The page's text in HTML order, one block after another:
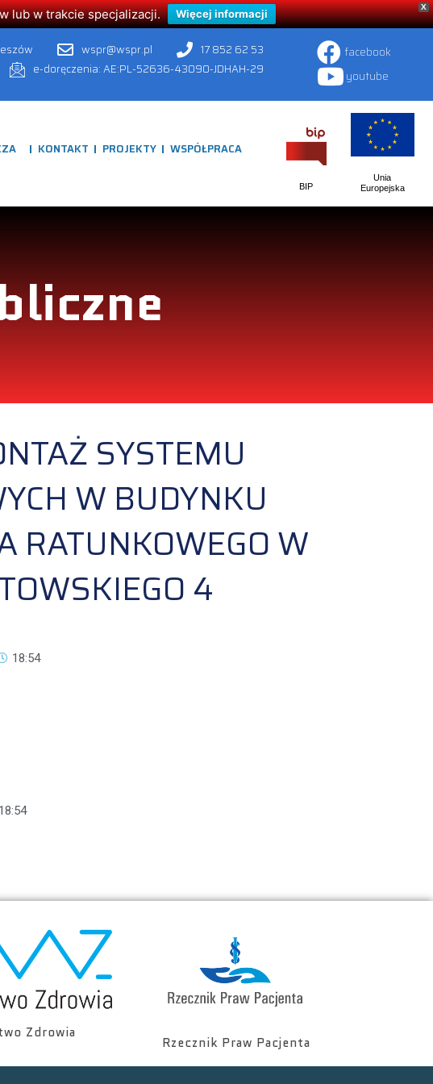
X
lub w trakcie specjalizacji. Więcej informacji
wspr@wspr.pl
17 852 62 53
e-doręczenia: AE:PL-52636-43090-JDHAH-29
facebook
youtube
KONTAKT PROJEKTY WSPÓŁPRACA
BIP
Unia
Europejska
SYSTEMU
W BUDYNKU
RATUNKOWEGO W
4
18:54
18:54
Zdrowia
Rzecznik Praw Pacjenta